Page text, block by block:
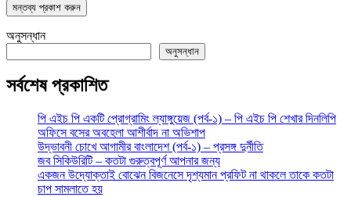
মন্তব্য প্রকাশ করুন
অনুসন্ধান
অনুসন্ধান
সর্বশেষ প্রকাশিত
পি এইচ পি একটি প্রোগ্রামিং ল্যাঙ্গুয়েজ (পর্ব-১) – পি এইচ পি শেখার দিনলিপি
অফিসে বসের অবহেলা আশীর্বাদ না অভিশাপ
উদ্ভাবনী চোখে আগামীর বাংলাদেশ (পর্ব-১) – প্রসঙ্গ দুর্নীতি
জব সিকিউরিটি – কতটা গুরুত্বপূর্ণ আপনার জন্য
একজন উদ্যোক্তাই বোঝেন বিজনেসে দৃশ্যমান প্রফিট না থাকলে তাকে কতটা
চাপ সামলাতে হয়